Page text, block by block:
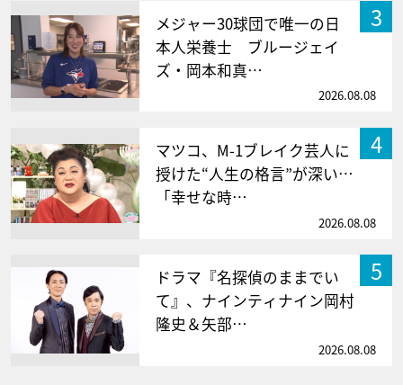
3
メジャー30球団で唯一の日
本人栄養士 ブルージェイ
ズ・岡本和真…
2026.08.08
4
マツコ、M-1ブレイク芸人に
授けた“人生の格言”が深い…
「幸せな時…
2026.08.08
5
ドラマ『名探偵のままでい
て』、ナインティナイン岡村
隆史＆矢部…
2026.08.08